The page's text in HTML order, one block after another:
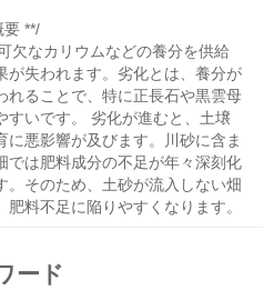
要 **/
欠なカリウムなどの養分を供給
が失われます。劣化とは、養分が
れることで、特に正長石や黒雲母
すいです。 劣化が進むと、土壌
悪影響が及びます。川砂に含ま
では肥料成分の不足が年々深刻化
。そのため、土砂が流入しない畑
料不足に陥りやすくなります。
ード